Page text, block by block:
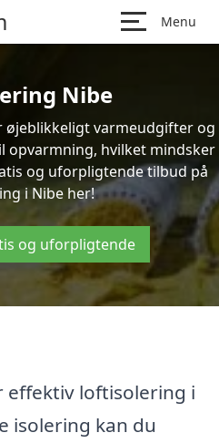
Menu
Nibe
øjeblikkeligt varmeudgifter og
opvarmning, hvilket mindsker
og uforpligtende tilbud på
i Nibe her!
og uforpligtende
effektiv loftisolering i
isolering kan du